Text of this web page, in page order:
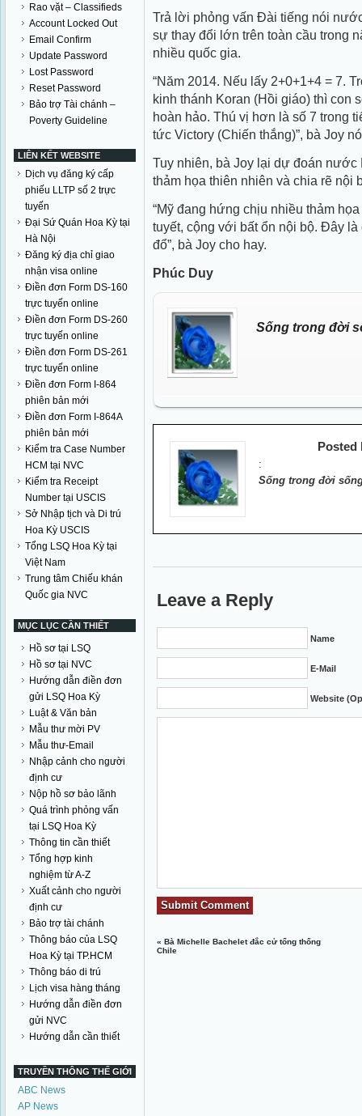
Rao vặt – Classifieds
Account Locked Out
Email Confirm
Update Password
Lost Password
Reset Password
Bảo trợ Tài chánh –
Poverty Guideline
LIÊN KẾT WEBSITE
Dịch vụ đăng ký cấp
phiếu LLTP số 2 trực
tuyến
Đại Sứ Quán Hoa Kỳ tại
Hà Nội
Đăng ký địa chỉ giao
nhận visa online
Điền đơn Form DS-160
trực tuyến online
Điền đơn Form DS-260
trực tuyến online
Điền đơn Form DS-261
trực tuyến online
Điền đơn Form I-864
phiên bản mới
Điền đơn Form I-864A
phiên bản mới
Kiểm tra Case Number
HCM tại NVC
Kiểm tra Receipt
Number tại USCIS
Sở Nhập tịch và Di trú
Hoa Kỳ USCIS
Tổng LSQ Hoa Kỳ tại
Việt Nam
Trung tâm Chiếu khán
Quốc gia NVC
MỤC LỤC CẦN THIẾT
Hồ sơ tại LSQ
Hồ sơ tại NVC
Hướng dẫn điền đơn
gửi LSQ Hoa Kỳ
Luật & Văn bản
Mẫu thư mời PV
Mẫu thư-Email
Nhập cảnh cho người
định cư
Nộp hồ sơ bảo lãnh
Quá trình phỏng vấn
tại LSQ Hoa Kỳ
Thông tin cần thiết
Tổng hợp kinh
nghiệm từ A-Z
Xuất cảnh cho người
định cư
Bảo trợ tài chánh
Thông báo của LSQ
Hoa Kỳ tại TP.HCM
Thông báo di trú
Lịch visa hàng tháng
Hướng dẫn điền đơn
gửi NVC
Hướng dẫn cần thiết
TRUYỀN THÔNG THẾ GIỚI
ABC News
AP News
Trả lời phỏng vấn Đài tiếng nói
sự thay đổi lớn trên toàn cầu trong
nhiều quốc gia.
“Năm 2014. Nếu lấy 2+0+1+4 = 7.
kinh thánh Koran (Hồi giáo) thì con
hoàn hảo. Thú vị hơn là số 7 trong
tức Victory (Chiến thắng)”, bà Joy
Tuy nhiên, bà Joy lại dự đoán nước
thảm họa thiên nhiên và chia rẽ nội
“Mỹ đang hứng chịu nhiều thảm
tuyết, cộng với bất ổn nội bộ. Đây
đổ”, bà Joy cho hay.
Phúc Duy
Sống trong đời
Posted
:
Sống trong đời
Leave a Reply
Name
E-Mail
Website
«Bà Michelle Bachelet đắc cử tổng thống
Chile